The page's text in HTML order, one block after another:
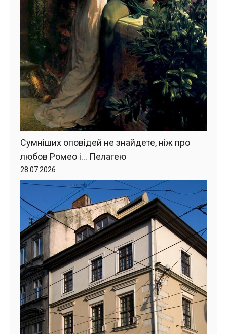
Сумніших оповідей не знайдете, ніж про
любов Ромео і… Пелагею
28.07.2026